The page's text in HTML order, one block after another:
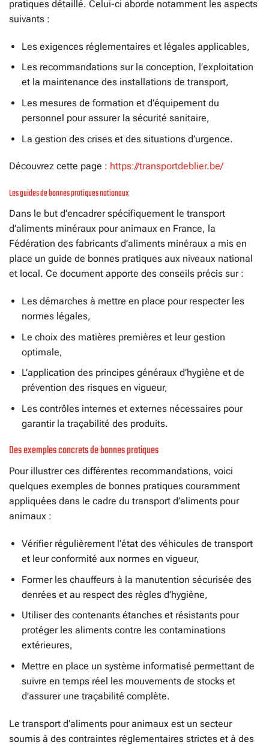
pratiques détaillé. Celui-ci aborde notamment les aspects
suivants :
Les exigences réglementaires et légales applicables,
Les recommandations sur la conception, l’exploitation
et la maintenance des installations de transport,
Les mesures de formation et d’équipement du
personnel pour assurer la sécurité sanitaire,
La gestion des crises et des situations d’urgence.
Découvrez cette page : https://transportdeblier.be/
Les guides de bonnes pratiques nationaux
Dans le but d’encadrer spécifiquement le transport
d’aliments minéraux pour animaux en France, la
Fédération des fabricants d’aliments minéraux a mis en
place un guide de bonnes pratiques aux niveaux national
et local. Ce document apporte des conseils précis sur :
Les démarches à mettre en place pour respecter les
normes légales,
Le choix des matières premières et leur gestion
optimale,
L’application des principes généraux d’hygiène et de
prévention des risques en vigueur,
Les contrôles internes et externes nécessaires pour
garantir la traçabilité des produits.
Des exemples concrets de bonnes pratiques
Pour illustrer ces différentes recommandations, voici
quelques exemples de bonnes pratiques couramment
appliquées dans le cadre du transport d’aliments pour
animaux :
Vérifier régulièrement l’état des véhicules de transport
et leur conformité aux normes en vigueur,
Former les chauffeurs à la manutention sécurisée des
denrées et au respect des règles d’hygiène,
Utiliser des contenants étanches et résistants pour
protéger les aliments contre les contaminations
extérieures,
Mettre en place un système informatisé permettant de
suivre en temps réel les mouvements de stocks et
d’assurer une traçabilité complète.
Le transport d’aliments pour animaux est un secteur
soumis à des contraintes réglementaires strictes et à des